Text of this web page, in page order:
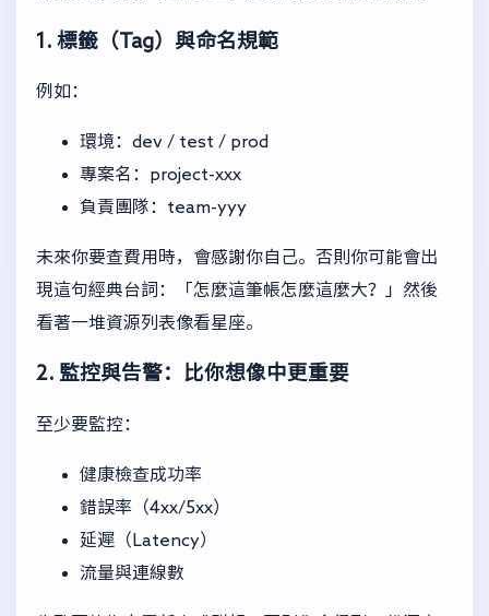
1. 標籤（Tag）與命名規範
例如：
環境：dev / test / prod
專案名：project-xxx
負責團隊：team-yyy
未來你要查費用時，會感謝你自己。否則你可能會出
現這句經典台詞：「怎麼這筆帳怎麼這麼大？」然後
看著一堆資源列表像看星座。
2. 監控與告警：比你想像中更重要
至少要監控：
健康檢查成功率
錯誤率（4xx/5xx）
延遲（Latency）
流量與連線數